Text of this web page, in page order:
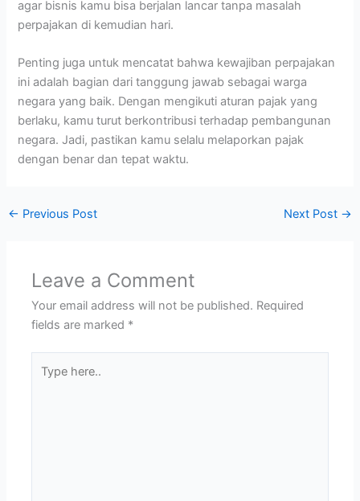
agar bisnis kamu bisa berjalan lancar tanpa masalah
perpajakan di kemudian hari.
Penting juga untuk mencatat bahwa kewajiban perpajakan
ini adalah bagian dari tanggung jawab sebagai warga
negara yang baik. Dengan mengikuti aturan pajak yang
berlaku, kamu turut berkontribusi terhadap pembangunan
negara. Jadi, pastikan kamu selalu melaporkan pajak
dengan benar dan tepat waktu.
← Previous Post Next Post →
Leave a Comment
Your email address will not be published. Required
fields are marked *
here..